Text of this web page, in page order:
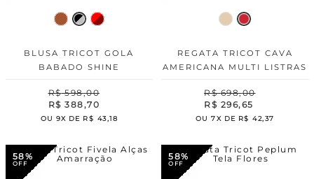
BLUSA TRICOT GOLA
BABADO SHINE
R$ 598,00
R$ 388,70
OU 9X DE R$ 43,18
REGATA TRICOT CAVA
AMERICANA MULTI LISTRAS
R$ 698,00
R$ 296,65
OU 7X DE R$ 42,37
58% 58%